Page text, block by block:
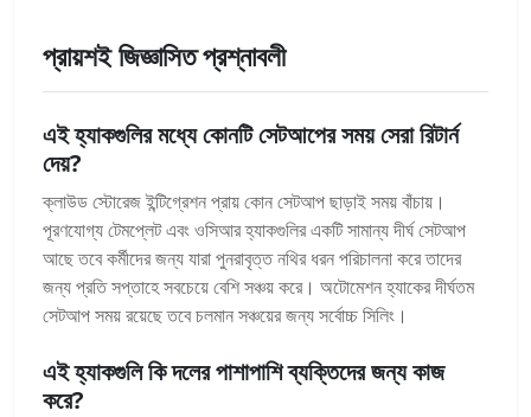
প্রায়শই জিজ্ঞাসিত প্রশ্নাবলী
এই হ্যাকগুলির মধ্যে কোনটি সেটআপের সময় সেরা রিটার্ন
দেয়?
ক্লাউড স্টোরেজ ইন্টিগ্রেশন প্রায় কোন সেটআপ ছাড়াই সময় বাঁচায়।
পূরণযোগ্য টেমপ্লেট এবং ওসিআর হ্যাকগুলির একটি সামান্য দীর্ঘ সেটআপ
আছে তবে কর্মীদের জন্য যারা পুনরাবৃত্ত নথির ধরন পরিচালনা করে তাদের
জন্য প্রতি সপ্তাহে সবচেয়ে বেশি সঞ্চয় করে। অটোমেশন হ্যাকের দীর্ঘতম
সেটআপ সময় রয়েছে তবে চলমান সঞ্চয়ের জন্য সর্বোচ্চ সিলিং।
এই হ্যাকগুলি কি দলের পাশাপাশি ব্যক্তিদের জন্য কাজ
করে?